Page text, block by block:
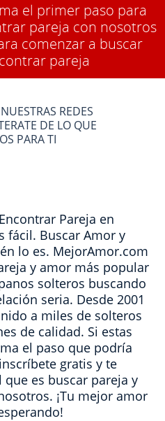
el primer paso para
pareja con nosotros
comenzar a buscar
pareja
REDES
DE LO QUE
PARA TI
Pareja en
fácil. Buscar Amor y
lo es. MejorAmor.com
y amor más popular
solteros buscando
seria. Desde 2001
a miles de solteros
de calidad. Si estas
el paso que podría
gratis y te
es buscar pareja y
¡Tu mejor amor